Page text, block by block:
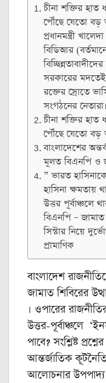
চীনা শক্তির হাত
পৌঁছে যেতো বড়
প্রধানমন্ত্রী
বিডিআর
সরকারের
রক্তের স্রোতে
সংগঠনের নেতারা।
চীনা শক্তির হাত
পৌঁছে যেতো বড়
বাংলাদেশের
মূলত বিএনপি ও
” ভারত
হাসিনা ক্ষমতায়
উত্তর পূর্বাঞ্চলে
বিএনপি –
সিস্টার নিয়ে
প্রামাণিক
বাংলাদেশ
জামাত শিবিরের
। ওপারের
উত্তর-পূর্বাঞ্চলে
পাবে? সংশ্লিষ্ট
আন্তর্জাতিক
আলোচনার